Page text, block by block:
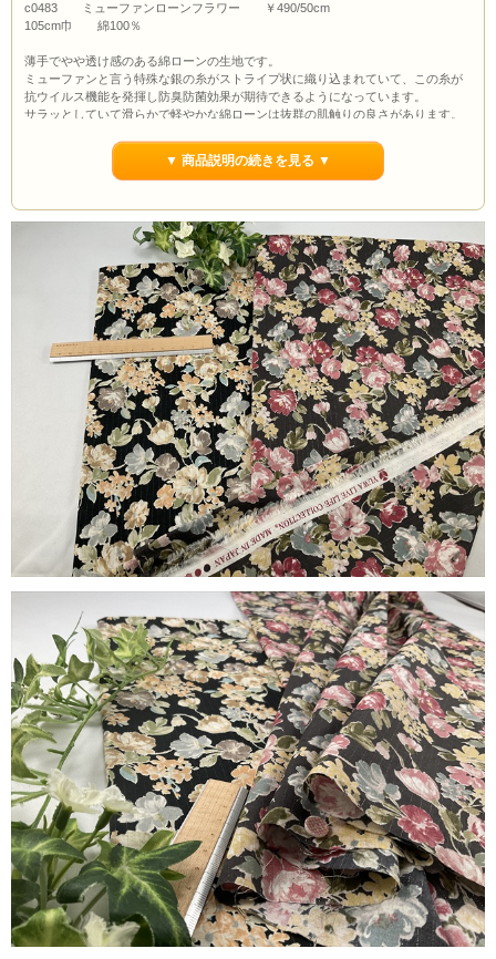
c0483 ミューファンローンフラワー ￥490/50cm
105cm巾 綿100％
薄手でやや透け感のある綿ローンの生地です。
ミューファンと言う特殊な銀の糸がストライプ状に織り込まれていて、この糸が
抗ウイルス機能を発揮し防臭防菌効果が期待できるようになっています。
サラッとしていて滑らかで軽やかな綿ローンは抜群の肌触りの良さがあります。
ボタンの大きさは約1.0cmです。
です。
カートの特性上数量1が最初に出ていますが当店の最低購入数量は1ｍ(数量2）か
らとなっていますので数量２以上でのご注文よろしくお願いいたします。
ポイント3％還元します。
▼ 商品説明の続きを見る ▼